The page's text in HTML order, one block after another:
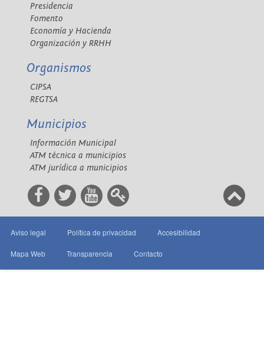
Presidencia
Fomento
Economía y Hacienda
Organización y RRHH
Organismos
CIPSA
REGTSA
Municipios
Información Municipal
ATM técnica a municipios
ATM jurídica a municipios
Aviso legal Política de privacidad Accesibilidad
Mapa Web Transparencia Contacto